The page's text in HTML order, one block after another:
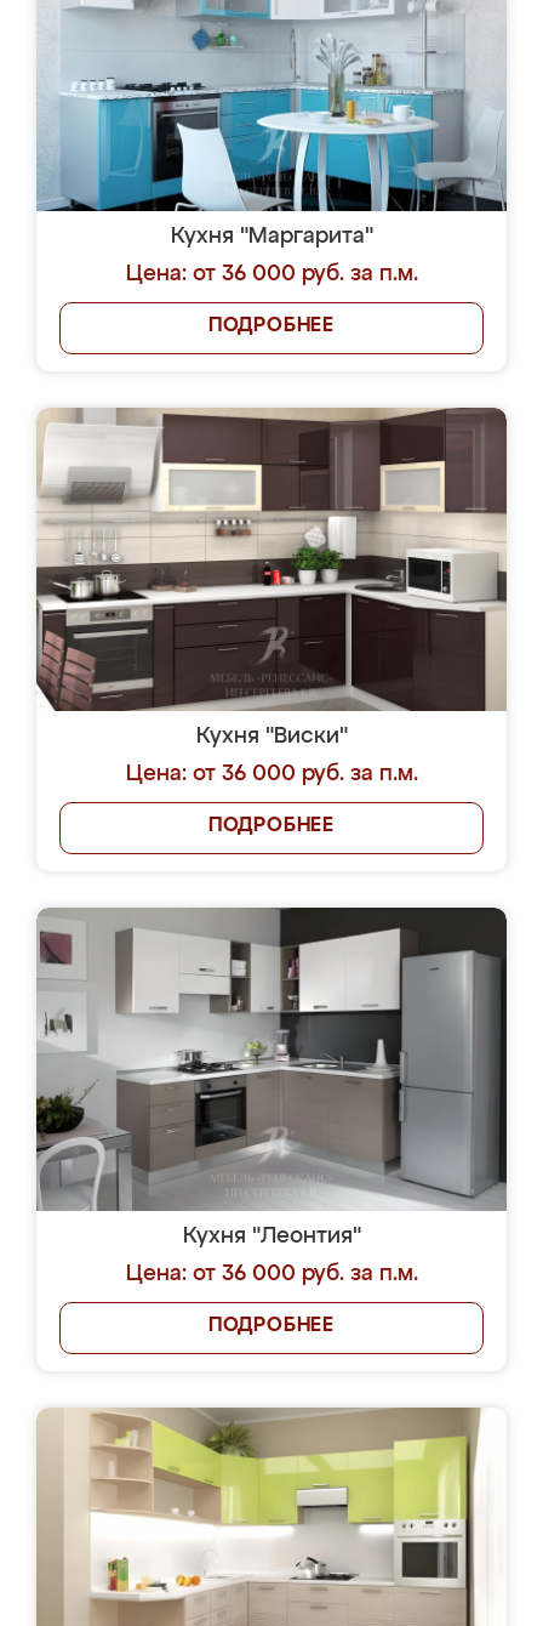
Кухня "Маргарита"
Цена: от 36 000 руб. за п.м.
ПОДРОБНЕЕ
Кухня "Виски"
Цена: от 36 000 руб. за п.м.
ПОДРОБНЕЕ
Кухня "Леонтия"
Цена: от 36 000 руб. за п.м.
ПОДРОБНЕЕ